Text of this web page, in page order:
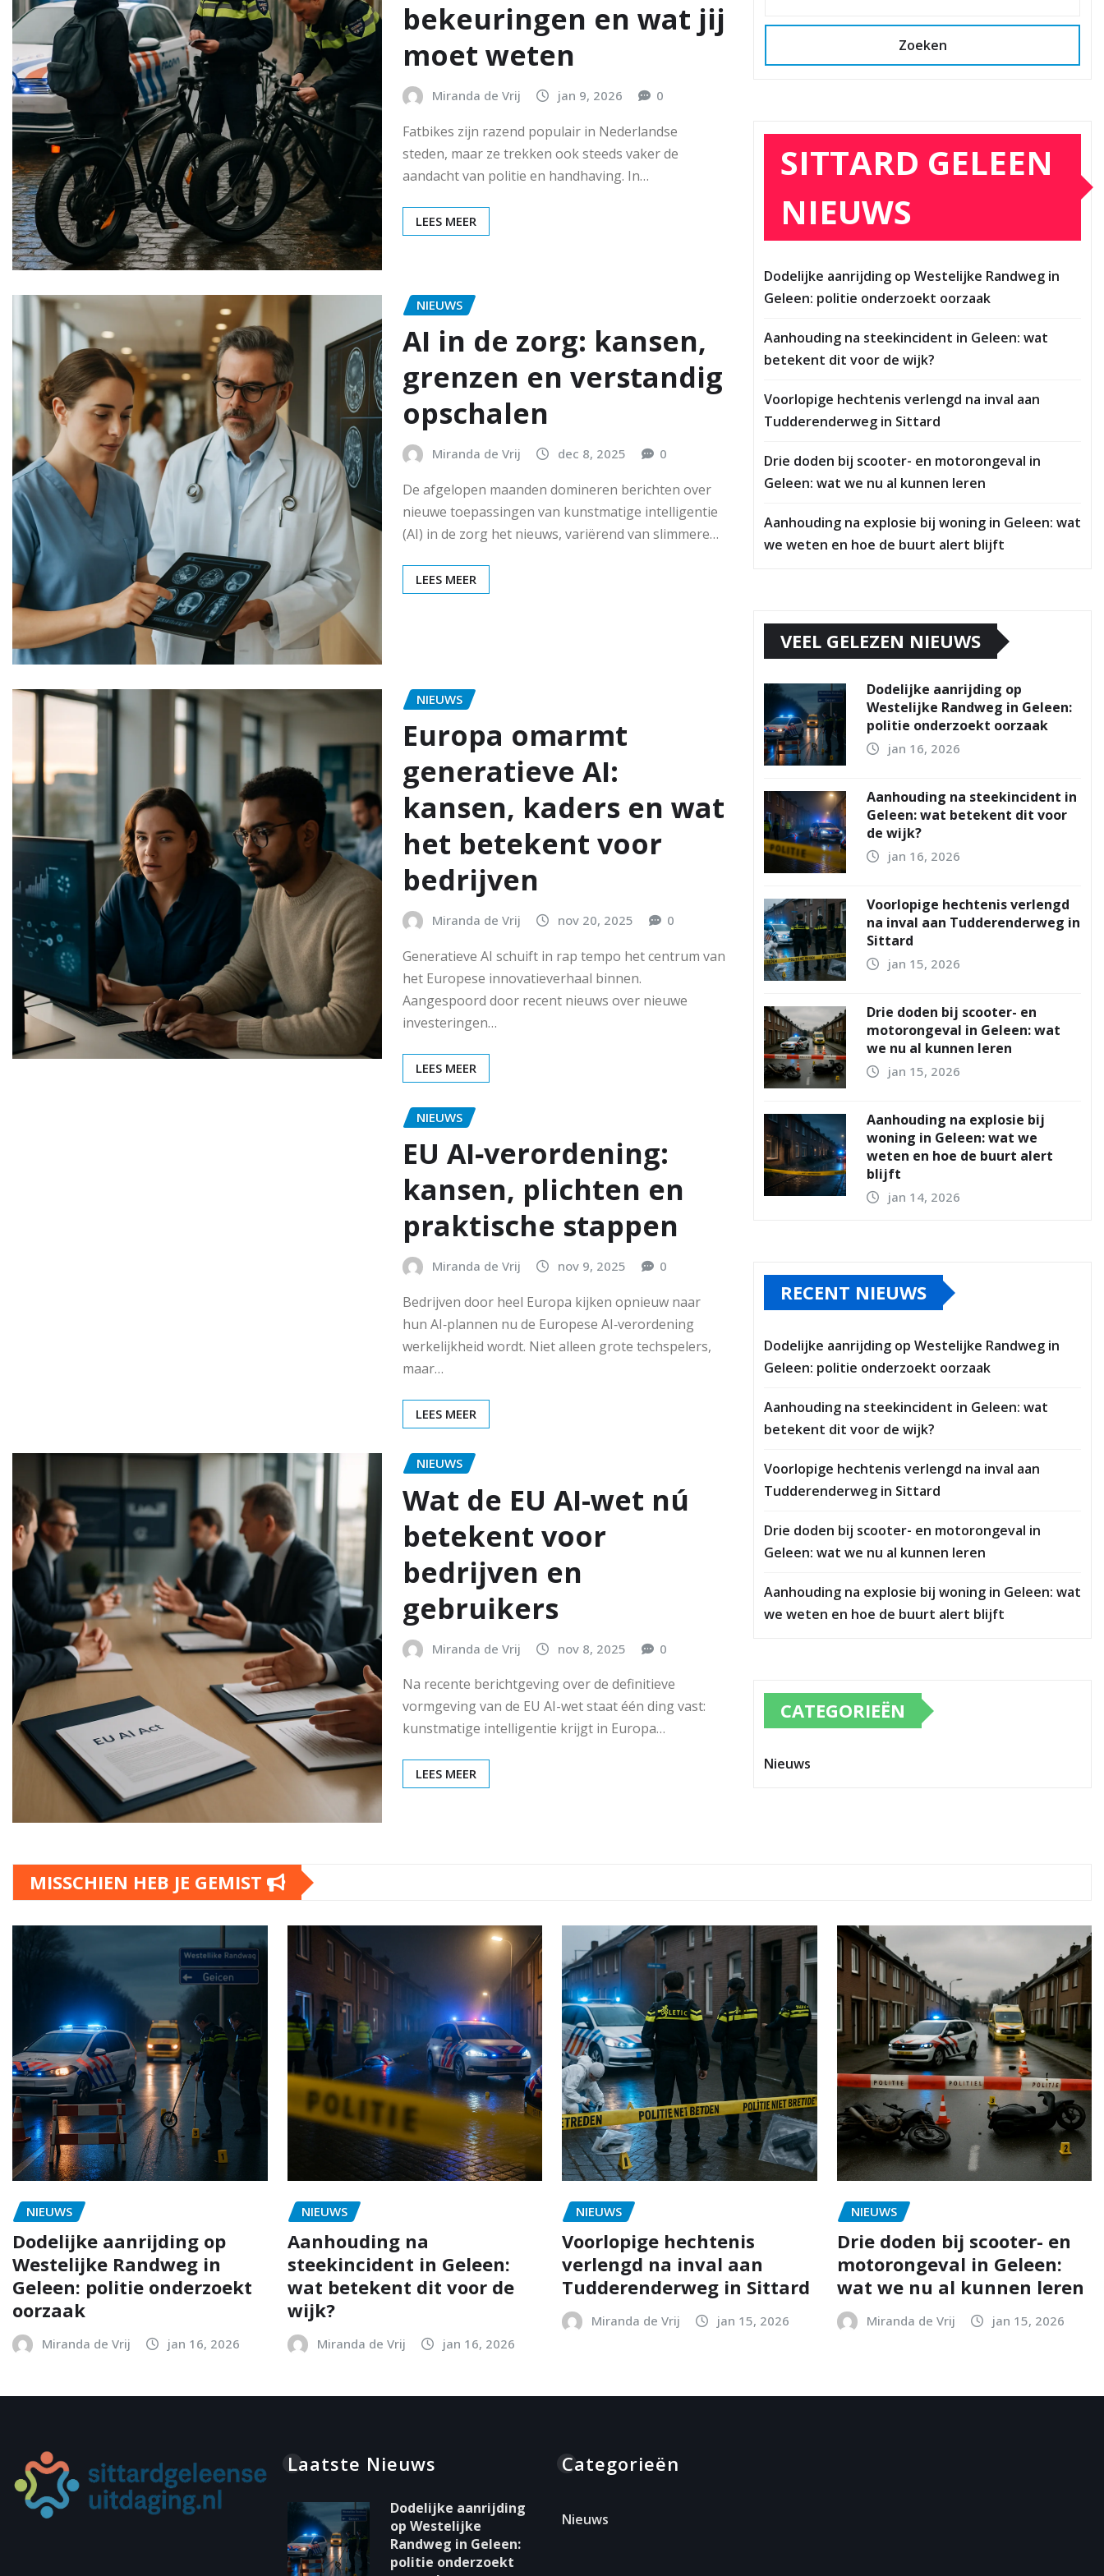
bekeuringen en wat jij
moet weten
Miranda de Vrij jan 9, 2026 0
Fatbikes zijn razend populair in Nederlandse
steden, maar ze trekken ook steeds vaker de
aandacht van politie en handhaving. In…
LEES MEER
NIEUWS
AI in de zorg: kansen,
grenzen en verstandig
opschalen
Miranda de Vrij dec 8, 2025 0
De afgelopen maanden domineren berichten over
nieuwe toepassingen van kunstmatige intelligentie
(AI) in de zorg het nieuws, variërend van slimmere…
LEES MEER
NIEUWS
Europa omarmt
generatieve AI:
kansen, kaders en wat
het betekent voor
bedrijven
Miranda de Vrij nov 20, 2025 0
Generatieve AI schuift in rap tempo het centrum van
het Europese innovatieverhaal binnen.
Aangespoord door recent nieuws over nieuwe
investeringen…
LEES MEER
NIEUWS
EU AI‑verordening:
kansen, plichten en
praktische stappen
Miranda de Vrij nov 9, 2025 0
Bedrijven door heel Europa kijken opnieuw naar
hun AI‑plannen nu de Europese AI‑verordening
werkelijkheid wordt. Niet alleen grote techspelers,
maar…
LEES MEER
NIEUWS
Wat de EU AI-wet nú
betekent voor
bedrijven en
gebruikers
Miranda de Vrij nov 8, 2025 0
Na recente berichtgeving over de definitieve
vormgeving van de EU AI-wet staat één ding vast:
kunstmatige intelligentie krijgt in Europa…
LEES MEER
Zoeken
SITTARD GELEEN
NIEUWS
Dodelijke aanrijding op Westelijke Randweg in
Geleen: politie onderzoekt oorzaak
Aanhouding na steekincident in Geleen: wat
betekent dit voor de wijk?
Voorlopige hechtenis verlengd na inval aan
Tudderenderweg in Sittard
Drie doden bij scooter- en motorongeval in
Geleen: wat we nu al kunnen leren
Aanhouding na explosie bij woning in Geleen: wat
we weten en hoe de buurt alert blijft
VEEL GELEZEN NIEUWS
Dodelijke aanrijding op
Westelijke Randweg in Geleen:
politie onderzoekt oorzaak
jan 16, 2026
Aanhouding na steekincident in
Geleen: wat betekent dit voor
de wijk?
jan 16, 2026
Voorlopige hechtenis verlengd
na inval aan Tudderenderweg in
Sittard
jan 15, 2026
Drie doden bij scooter- en
motorongeval in Geleen: wat
we nu al kunnen leren
jan 15, 2026
Aanhouding na explosie bij
woning in Geleen: wat we
weten en hoe de buurt alert
blijft
jan 14, 2026
RECENT NIEUWS
Dodelijke aanrijding op Westelijke Randweg in
Geleen: politie onderzoekt oorzaak
Aanhouding na steekincident in Geleen: wat
betekent dit voor de wijk?
Voorlopige hechtenis verlengd na inval aan
Tudderenderweg in Sittard
Drie doden bij scooter- en motorongeval in
Geleen: wat we nu al kunnen leren
Aanhouding na explosie bij woning in Geleen: wat
we weten en hoe de buurt alert blijft
CATEGORIEËN
Nieuws
MISSCHIEN HEB JE GEMIST
NIEUWS
Dodelijke aanrijding op
Westelijke Randweg in
Geleen: politie onderzoekt
oorzaak
Miranda de Vrij jan 16, 2026
NIEUWS
Aanhouding na
steekincident in Geleen:
wat betekent dit voor de
wijk?
Miranda de Vrij jan 16, 2026
NIEUWS
Voorlopige hechtenis
verlengd na inval aan
Tudderenderweg in Sittard
Miranda de Vrij jan 15, 2026
NIEUWS
Drie doden bij scooter- en
motorongeval in Geleen:
wat we nu al kunnen leren
Miranda de Vrij jan 15, 2026
Laatste Nieuws
Dodelijke aanrijding
op Westelijke
Randweg in Geleen:
politie onderzoekt
Categorieën
Nieuws